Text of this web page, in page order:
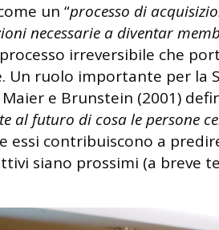
un “processo di
necessarie a diventar
processo irreversibile che
Un ruolo importante per la
e Brunstein (2001)
al futuro di cosa le persone
essi contribuiscono a
siano prossimi (a breve